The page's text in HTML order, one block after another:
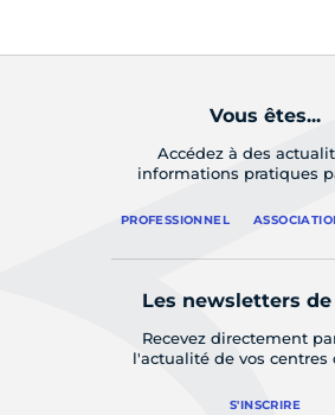
Vous êtes...
Accédez à des
informations pratiques
PROFESSIONNEL
Les newsletters de
Recevez directement
l'actualité de vos centres
S'INSCRIRE